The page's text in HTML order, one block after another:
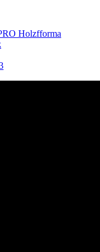
Holzfforma